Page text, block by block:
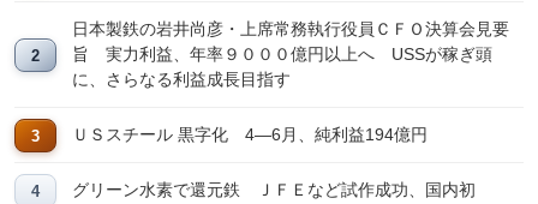
日本製鉄の岩井尚彦・上席常務執行役員ＣＦＯ決算会見要
旨 実力利益、年率９０００億円以上へ USSが稼ぎ頭
に、さらなる利益成長目指す
ＵＳスチール 黒字化 4―6月、純利益194億円
グリーン水素で還元鉄 ＪＦＥなど試作成功、国内初